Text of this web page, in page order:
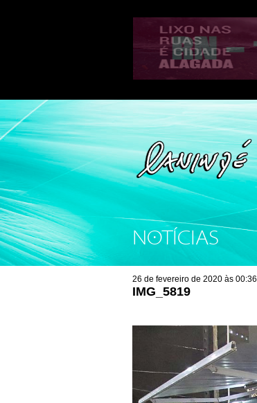
NOTÍCIAS
26 de fevereiro de 2020 às 00:36
IMG_5819